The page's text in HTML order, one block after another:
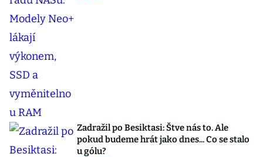
Zadražil po Besiktasi: Štve nás to. Ale
pokud budeme hrát jako dnes... Co se stalo
u gólu?